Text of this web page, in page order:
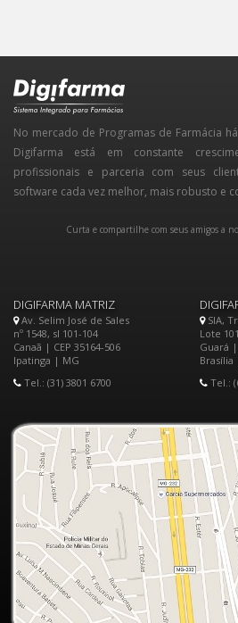
No mercado de Programas de Farmácia
Digifarma está em constante
profissionais e parceria com seus
software cada vez melhor, mais robusto e
Curta e compartilhe com seus amigos a
DIGIFARMA MATRIZ
Av. Selim José de Sales
nº 1548, sl 101-104
Canaã | CEP 35164-506
Ipatinga | MG
Tel.: (31) 3801 6700
SIA,
Lote
Guará |
Brasília
Tel.: